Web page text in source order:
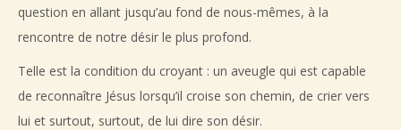
question en allant jusqu’au fond de nous-mêmes, à la
rencontre de notre désir le plus profond.
Telle est la condition du croyant : un aveugle qui est capable
de reconnaître Jésus lorsqu’il croise son chemin, de crier vers
lui et surtout, surtout, de lui dire son désir.